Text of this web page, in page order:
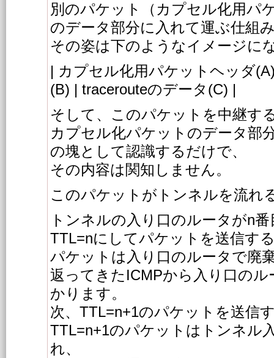
別のパケット（カプセル化用パ
のデータ部分に入れて運ぶ仕組
その姿は下のようなイメージに
| カプセル化用パケットヘッダ
(B) | tracerouteのデータ(C) |
そして、このパケットを中継す
カプセル化パケットのデータ部
の塊として認識するだけで、
その内容は関知しません。
このパケットがトンネルを流れ
トンネルの入り口のルータがn
TTL=nにしてパケットを送信す
パケットは入り口のルータで廃
返ってきたICMPから入り口の
かります。
次、TTL=n+1のパケットを送信
TTL=n+1のパケットはトンネル
れ、